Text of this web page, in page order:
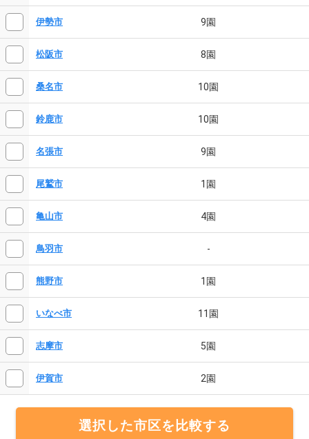
伊勢市 9園
松阪市 8園
桑名市 10園
鈴鹿市 10園
名張市 9園
尾鷲市 1園
亀山市 4園
鳥羽市 -
熊野市 1園
いなべ市 11園
志摩市 5園
伊賀市 2園
選択した市区を比較する